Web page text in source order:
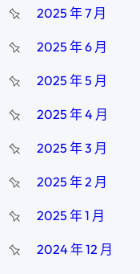
2025 年 7 月
2025 年 6 月
2025 年 5 月
2025 年 4 月
2025 年 3 月
2025 年 2 月
2025 年 1 月
2024 年 12 月